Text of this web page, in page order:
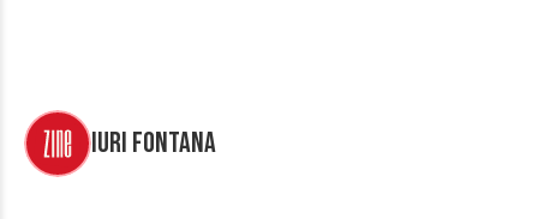
Iuri Fontana